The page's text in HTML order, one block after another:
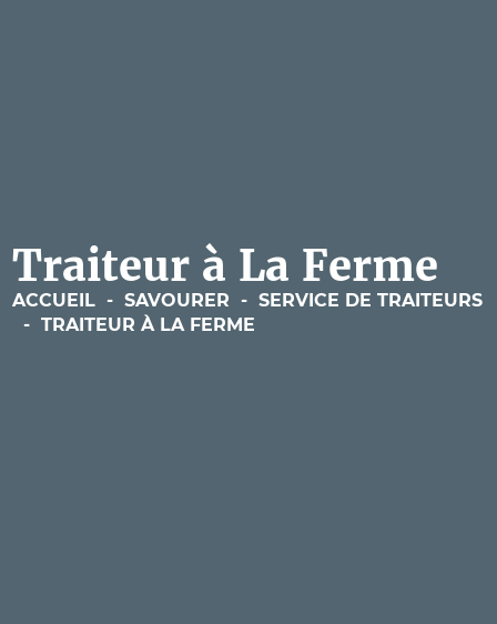
Traiteur à La Ferme
ACCUEIL - SAVOURER - SERVICE DE TRAITEURS
- TRAITEUR À LA FERME